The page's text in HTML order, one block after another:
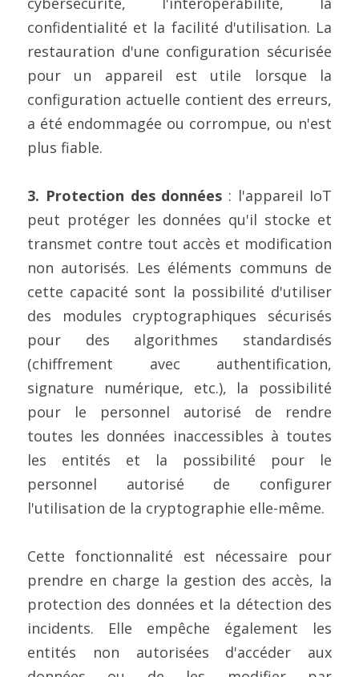
confidentialité et la facilité d'utilisation. La
restauration d'une configuration sécurisée
pour un appareil est utile lorsque la
configuration actuelle contient des erreurs,
a été endommagée ou corrompue, ou n'est
plus fiable.
3. Protection des données : l'appareil IoT
peut protéger les données qu'il stocke et
transmet contre tout accès et modification
non autorisés. Les éléments communs de
cette capacité sont la possibilité d'utiliser
des modules cryptographiques sécurisés
pour des algorithmes standardisés
(chiffrement avec authentification,
signature numérique, etc.), la possibilité
pour le personnel autorisé de rendre
toutes les données inaccessibles à toutes
les entités et la possibilité pour le
personnel autorisé de configurer
l'utilisation de la cryptographie elle-même.
Cette fonctionnalité est nécessaire pour
prendre en charge la gestion des accès, la
protection des données et la détection des
incidents. Elle empêche également les
entités non autorisées d'accéder aux